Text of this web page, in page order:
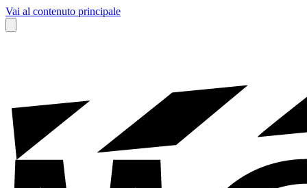
Vai al contenuto principale